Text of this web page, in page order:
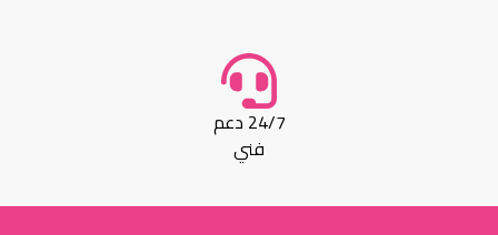
24/7 دعم
فني